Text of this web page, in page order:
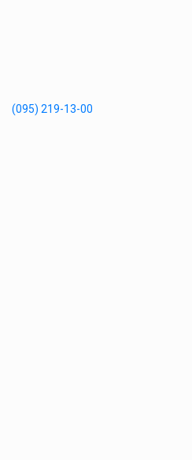
(095) 219-13-00